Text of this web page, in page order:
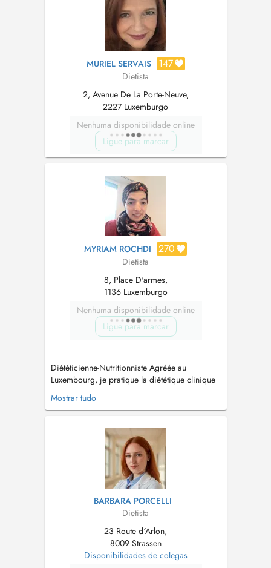
: mincir, sevrage tabagique, stre...
MURIEL SERVAIS 147
Dietista
2, Avenue De La Porte-Neuve,
2227 Luxemburgo
Nenhuma disponibilidade online
Ligue para marcar
MYRIAM ROCHDI 270
Dietista
8, Place D'armes,
1136 Luxemburgo
Nenhuma disponibilidade online
Ligue para marcar
Diététicienne-Nutritionniste Agréée au
Luxembourg, je pratique la diététique clinique
depuis 2008. Forte d'une triple spécialisation,
je reçois volontiers toutes les personnes qui
quotidien. Mon cabinet est situé au sein d'une
structure paramédicale agré...
Mostrar tudo
BARBARA PORCELLI
Dietista
23 Route d´Arlon,
8009 Strassen
Disponibilidades de colegas